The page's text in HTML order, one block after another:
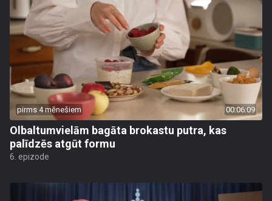
pirms 4 mēnešiem 00:06:09
Olbaltumvielām bagāta brokastu putra, kas
palīdzēs atgūt formu
6. epizode